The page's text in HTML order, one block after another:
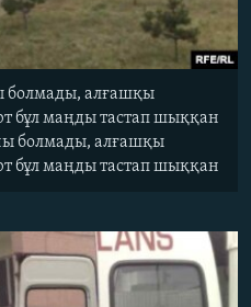
алғашқы
бұл маңды тастап шыққан
болмады, алғашқы
бұл маңды тастап шыққан